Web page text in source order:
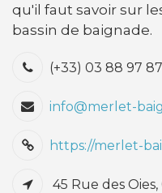
qu'il faut savoir sur
bassin de baignade.
(+33) 03 88 97
info@merlet-
https://merlet-
45 Rue des Oies,